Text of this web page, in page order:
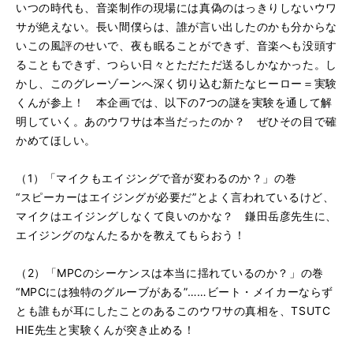
いつの時代も、音楽制作の現場には真偽のはっきりしないウワ
サが絶えない。長い間僕らは、誰が言い出したのかも分からな
いこの風評のせいで、夜も眠ることができず、音楽へも没頭す
ることもできず、つらい日々とただただ送るしかなかった。し
かし、このグレーゾーンへ深く切り込む新たなヒーロー＝実験
くんが参上！ 本企画では、以下の7つの謎を実験を通して解
明していく。あのウワサは本当だったのか？ ぜひその目で確
かめてほしい。
（1）「マイクもエイジングで音が変わるのか？」の巻
“スピーカーはエイジングが必要だ”とよく言われているけど、
マイクはエイジングしなくて良いのかな？ 鎌田岳彦先生に、
エイジングのなんたるかを教えてもらおう！
（2）「MPCのシーケンスは本当に揺れているのか？」の巻
“MPCには独特のグルーブがある”……ビート・メイカーならず
とも誰もが耳にしたことのあるこのウワサの真相を、TSUTC
HIE先生と実験くんが突き止める！